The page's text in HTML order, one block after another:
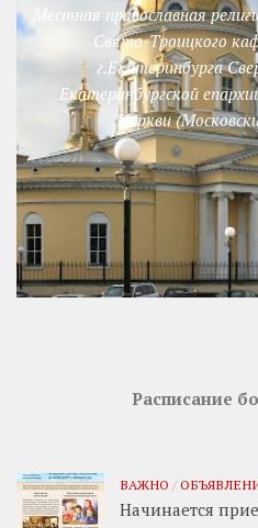
Местная православная
Свято-Троицкого
г.Екатеринбурга
Екатеринбургской
Церкви
Расписание
ВАЖНО /
Начинается